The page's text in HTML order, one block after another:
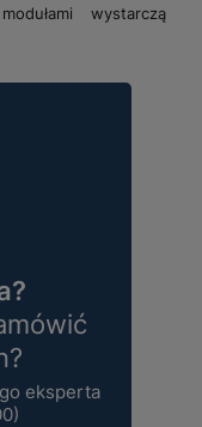
wystarczą
eksperta